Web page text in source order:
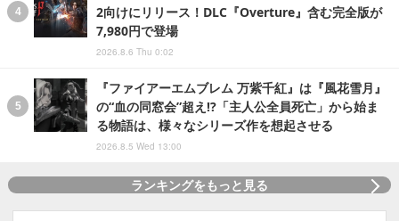
2向けにリリース！DLC『Overture』含む完全版が
7,980円で登場
2026.8.6 Thu 0:02
『ファイアーエムブレム 万紫千紅』は『風花雪月』
の“血の同窓会”超え!?「主人公全員死亡」から始ま
る物語は、様々なシリーズ作を想起させる
2026.8.5 Wed 13:00
ランキングをもっと見る